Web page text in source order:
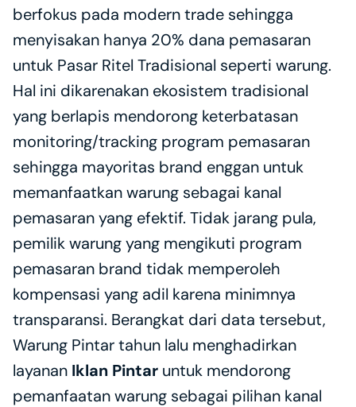
berfokus pada modern trade sehingga
menyisakan hanya 20% dana pemasaran
untuk Pasar Ritel Tradisional seperti warung.
Hal ini dikarenakan ekosistem tradisional
yang berlapis mendorong keterbatasan
monitoring/tracking program pemasaran
sehingga mayoritas brand enggan untuk
memanfaatkan warung sebagai kanal
pemasaran yang efektif. Tidak jarang pula,
pemilik warung yang mengikuti program
pemasaran brand tidak memperoleh
kompensasi yang adil karena minimnya
transparansi. Berangkat dari data tersebut,
Warung Pintar tahun lalu menghadirkan
layanan Iklan Pintar untuk mendorong
pemanfaatan warung sebagai pilihan kanal